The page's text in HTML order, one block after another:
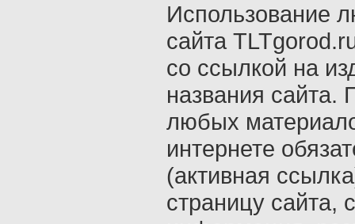
Использование
сайта
со ссылкой на
названия сайта.
любых
интернете
(активная
страницу сайта,